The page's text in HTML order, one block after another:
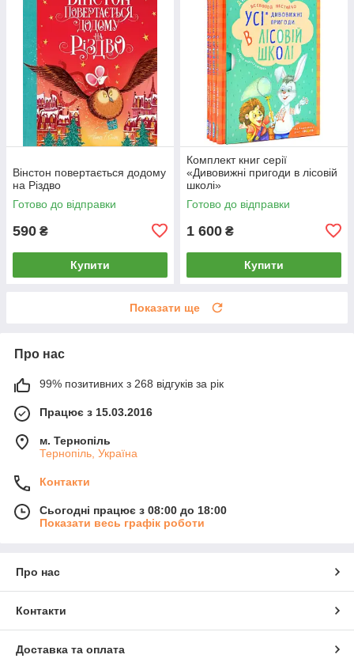
Вінстон повертається додому
на Різдво
Готово до відправки
590 ₴
Купити
Комплект книг серії
«Дивовижні пригоди в лісовій
школі»
Готово до відправки
1 600 ₴
Купити
Показати ще
Про нас
99% позитивних з 268 відгуків за рік
Працює з 15.03.2016
м. Тернопіль
Тернопіль, Україна
Контакти
Сьогодні працює з 08:00 до 18:00
Показати весь графік роботи
Про нас
Контакти
Доставка та оплата